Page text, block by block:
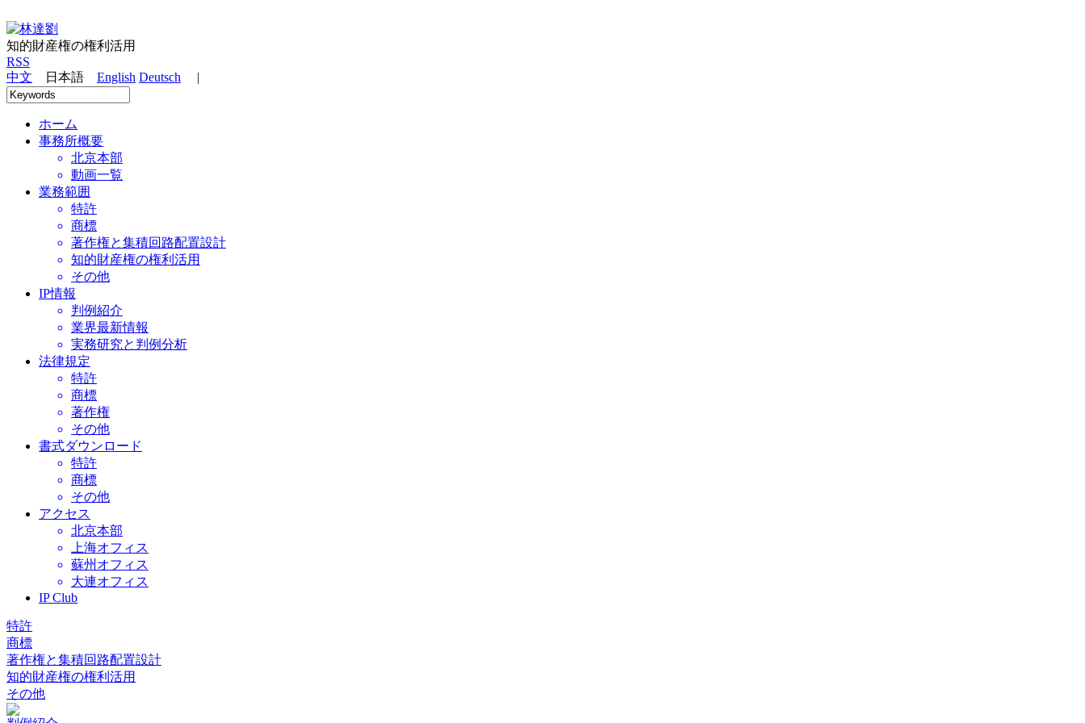
知的財産権の権利活用
RSS
中文 日本語 English Deutsch |
ホーム
事務所概要
北京本部
動画一覧
業務範囲
特許
商標
著作権と集積回路配置設計
知的財産権の権利活用
その他
IP情報
判例紹介
業界最新情報
実務研究と判例分析
法律規定
特許
商標
著作権
その他
書式ダウンロード
特許
商標
その他
アクセス
北京本部
上海オフィス
蘇州オフィス
大連オフィス
IP Club
特許
商標
著作権と集積回路配置設計
知的財産権の権利活用
その他